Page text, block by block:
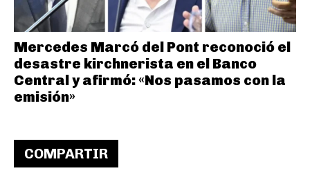
COMPARTIR
Mercedes Marcó del Pont reconoció el
desastre kirchnerista en el Banco
Central y afirmó: «Nos pasamos con la
emisión»